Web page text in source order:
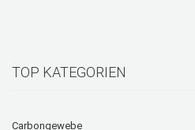
TOP KATEGORIEN
Carbongewebe